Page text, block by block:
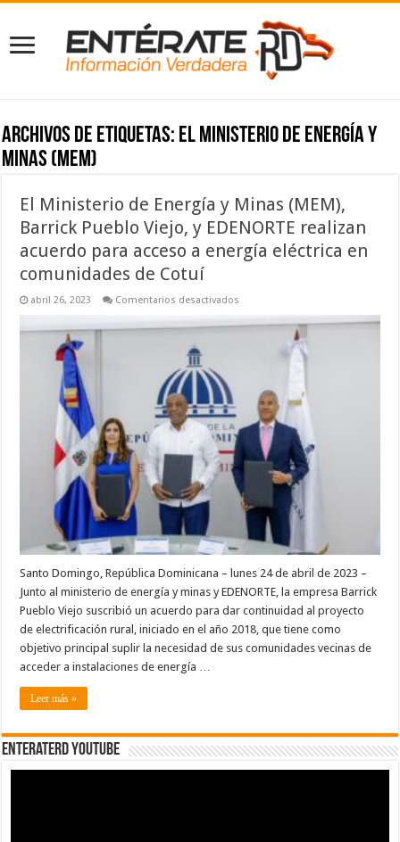
Archivos de etiquetas: El Ministerio de Energía y
Minas (MEM)
El Ministerio de Energía y Minas (MEM),
Barrick Pueblo Viejo, y EDENORTE realizan
acuerdo para acceso a energía eléctrica en
comunidades de Cotuí
abril 26, 2023 Comentarios desactivados
Ministerio
Barrick
Pueblo
Viejo,
y
EDENORTE
realizan
acuerdo
para
a
energía
eléctrica
en
comunidades
de
Santo Domingo, República Dominicana – lunes 24 de abril de 2023 –
Junto al ministerio de energía y minas y EDENORTE, la empresa Barrick
Pueblo Viejo suscribió un acuerdo para dar continuidad al proyecto
de electrificación rural, iniciado en el año 2018, que tiene como
objetivo principal suplir la necesidad de sus comunidades vecinas de
acceder a instalaciones de energía …
Leer más »
EnterateRD YOUTUBE